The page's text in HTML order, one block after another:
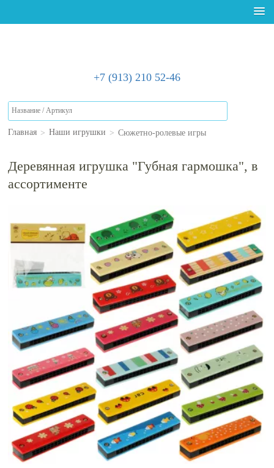
+7 (913) 210 52-46
Главная > Наши игрушки > Сюжетно-ролевые игры
Деревянная игрушка "Губная гармошка", в
ассортименте